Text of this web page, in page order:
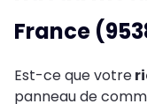
France
Est-ce que votre
panneau de